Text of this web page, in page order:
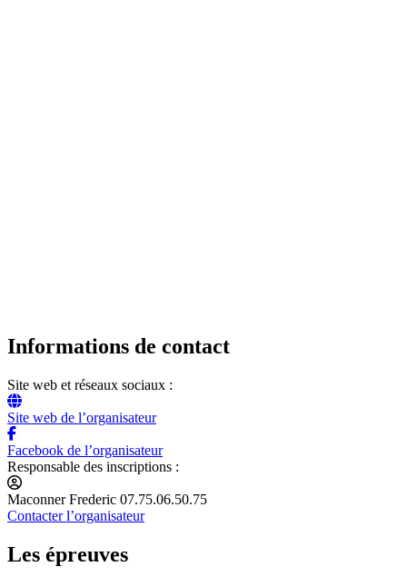
Informations de contact
Site web et réseaux sociaux :
Site web de l’organisateur
Facebook de l’organisateur
Responsable des inscriptions :
Maconner Frederic 07.75.06.50.75
Contacter l’organisateur
Les épreuves